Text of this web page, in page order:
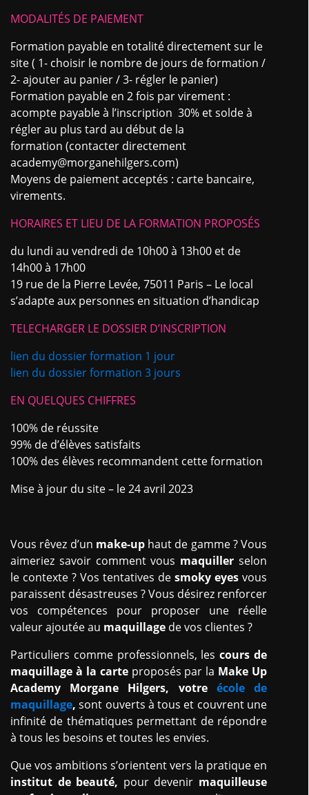
MODALITÉS DE PAIEMENT
Formation payable en totalité directement sur le
site ( 1- choisir le nombre de jours de formation /
2- ajouter au panier / 3- régler le panier)
Formation payable en 2 fois par virement :
acompte payable à l’inscription 30% et solde à
régler au plus tard au début de la
formation (contacter directement
academy@morganehilgers.com)
Moyens de paiement acceptés : carte bancaire,
virements.
HORAIRES ET LIEU DE LA FORMATION PROPOSÉS
du lundi au vendredi de 10h00 à 13h00 et de
14h00 à 17h00
19 rue de la Pierre Levée, 75011 Paris – Le local
s’adapte aux personnes en situation d’handicap
TELECHARGER LE DOSSIER D’INSCRIPTION
lien du dossier formation 1 jour
lien du dossier formation 3 jours
EN QUELQUES CHIFFRES
100% de réussite
99% de d’élèves satisfaits
100% des élèves recommandent cette formation
Mise à jour du site – le 24 avril 2023
Vous rêvez d’un make-uphaut de gamme ? Vous
aimeriez savoir comment vous maquiller selon
le contexte ? Vos tentatives de smoky eyes vous
paraissent désastreuses ? Vous désirez renforcer
vos compétences pour proposer une réelle
valeur ajoutée au maquillage de vos clientes ?
Particuliers comme professionnels, les cours de
maquillage à la carteproposés par la Make Up
Academy Morgane Hilgers, votre école de
maquillage, sont ouverts à tous et couvrent une
infinité de thématiques permettant de répondre
à tous les besoins et toutes les envies.
Que vos ambitions s’orientent vers la pratique en
institut de beauté, pour devenir maquilleuse